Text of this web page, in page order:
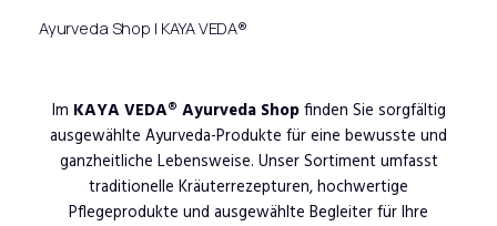
Ayurveda Shop | KAYA VEDA®
Im KAYA VEDA® Ayurveda Shopfinden Sie sorgfältig
ausgewählte Ayurveda-Produkte für eine bewusste und
ganzheitliche Lebensweise. Unser Sortiment umfasst
traditionelle Kräuterrezepturen, hochwertige
Pflegeprodukte und ausgewählte Begleiter für Ihre